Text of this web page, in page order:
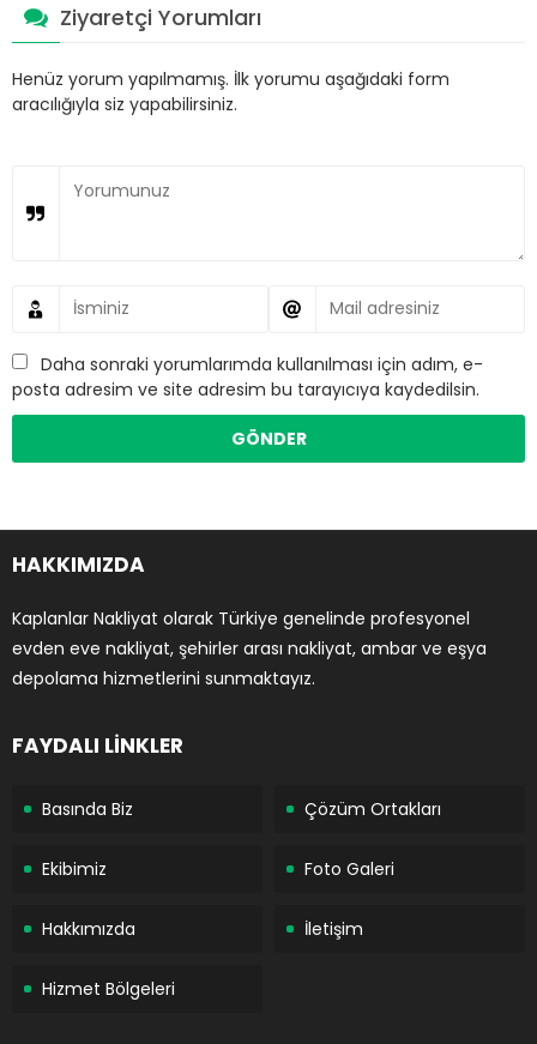
Ziyaretçi Yorumları
Henüz yorum yapılmamış. İlk yorumu aşağıdaki form
aracılığıyla siz yapabilirsiniz.
Daha sonraki yorumlarımda kullanılması için adım, e-
posta adresim ve site adresim bu tarayıcıya kaydedilsin.
HAKKIMIZDA
Kaplanlar Nakliyat olarak Türkiye genelinde profesyonel
evden eve nakliyat, şehirler arası nakliyat, ambar ve eşya
depolama hizmetlerini sunmaktayız.
FAYDALI LİNKLER
Basında Biz Çözüm Ortakları
Ekibimiz Foto Galeri
Hakkımızda İletişim
Hizmet Bölgeleri